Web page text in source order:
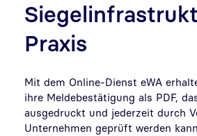
Praxis
Mit dem Online-Dienst eWA
ihre Meldebestätigung als PDF,
ausgedruckt und jederzeit durch
Unternehmen geprüft werden